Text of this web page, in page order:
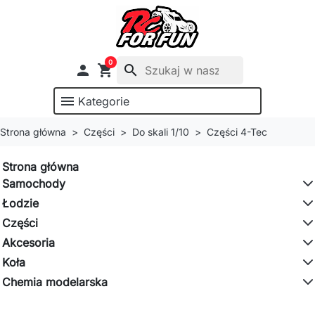
 shopping_cart
0
search
menu Kategorie
Strona główna Części Do skali 1/10 Części 4-Tec
Strona główna
Samochody
Łodzie
Części
Akcesoria
Koła
Chemia modelarska